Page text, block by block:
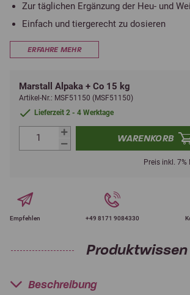
Zur täglichen Ergänzung der Heu- und
Einfach und tiergerecht zu dosieren
ERFAHRE MEHR
Marstall Alpaka + Co 15 kg
Artikel-Nr.: MSF51150 (MSF51150)
Lieferzeit 2 - 4 Werktage
WARENKORB
Preis inkl. 7%
Empfehlen +49 8171 9084330
Produktwissen
Beschreibung